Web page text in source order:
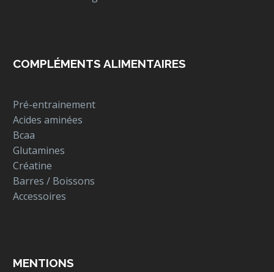
COMPLÉMENTS ALIMENTAIRES
Pré-entrainement
Acides aminées
Bcaa
Glutamines
Créatine
Barres / Boissons
Accessoires
MENTIONS